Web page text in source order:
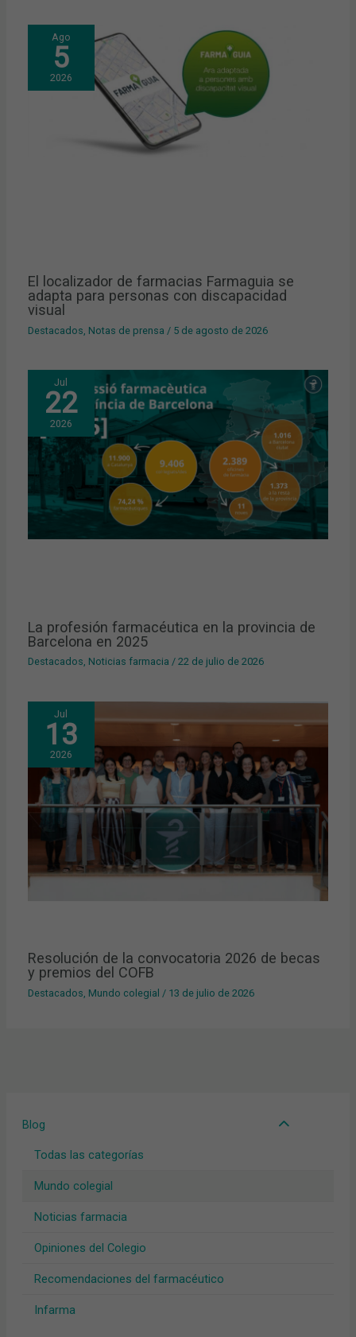
Blog
Todas las categorías
Mundo colegial
Noticias farmacia
Opiniones del Colegio
Recomendaciones del farmacéutico
Infarma
Ago
5
2026
El localizador de farmacias Farmaguia se
adapta para personas con discapacidad
visual
Destacados Notas de prensa / 5 de agosto de 2026
Jul
22
2026
La profesión farmacéutica en la provincia de
Barcelona en 2025
Destacados, Noticias farmacia /22 de julio de 2026
Jul
13
2026
Resolución de la convocatoria 2026 de becas
y premios del COFB
Destacados Mundo colegial / 13 de julio de 2026